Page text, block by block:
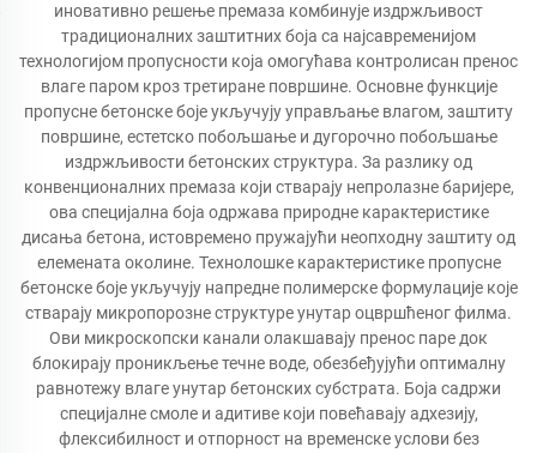
иновативно решење премаза комбинује издржљивост
традиционалних заштитних боја са најсавременијом
технологијом пропусности која омогућава контролисан пренос
влаге паром кроз третиране површине. Основне функције
пропусне бетонске боје укључују управљање влагом, заштиту
површине, естетско побољшање и дугорочно побољшање
издржљивости бетонских структура. За разлику од
конвенционалних премаза који стварају непролазне баријере,
ова специјална боја одржава природне карактеристике
дисања бетона, истовремено пружајући неопходну заштиту од
елемената околине. Технолошке карактеристике пропусне
бетонске боје укључују напредне полимерске формулације које
стварају микропорозне структуре унутар оцвршћеног филма.
Ови микроскопски канали олакшавају пренос паре док
блокирају проникљење течне воде, обезбеђујући оптималну
равнотежу влаге унутар бетонских субстрата. Боја садржи
специјалне смоле и адитиве који повећавају адхезију,
флексибилност и отпорност на временске услови без